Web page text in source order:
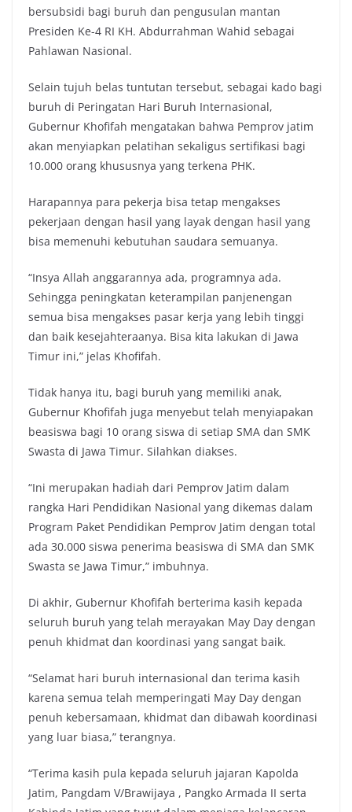
bersubsidi bagi buruh dan pengusulan mantan
Presiden Ke-4 RI KH. Abdurrahman Wahid sebagai
Pahlawan Nasional.
Selain tujuh belas tuntutan tersebut, sebagai kado bagi
buruh di Peringatan Hari Buruh Internasional,
Gubernur Khofifah mengatakan bahwa Pemprov jatim
akan menyiapkan pelatihan sekaligus sertifikasi bagi
10.000 orang khususnya yang terkena PHK.
Harapannya para pekerja bisa tetap mengakses
pekerjaan dengan hasil yang layak dengan hasil yang
bisa memenuhi kebutuhan saudara semuanya.
“Insya Allah anggarannya ada, programnya ada.
Sehingga peningkatan keterampilan panjenengan
semua bisa mengakses pasar kerja yang lebih tinggi
dan baik kesejahteraanya. Bisa kita lakukan di Jawa
Timur ini,” jelas Khofifah.
Tidak hanya itu, bagi buruh yang memiliki anak,
Gubernur Khofifah juga menyebut telah menyiapakan
beasiswa bagi 10 orang siswa di setiap SMA dan SMK
Swasta di Jawa Timur. Silahkan diakses.
“Ini merupakan hadiah dari Pemprov Jatim dalam
rangka Hari Pendidikan Nasional yang dikemas dalam
Program Paket Pendidikan Pemprov Jatim dengan total
ada 30.000 siswa penerima beasiswa di SMA dan SMK
Swasta se Jawa Timur,” imbuhnya.
Di akhir, Gubernur Khofifah berterima kasih kepada
seluruh buruh yang telah merayakan May Day dengan
penuh khidmat dan koordinasi yang sangat baik.
“Selamat hari buruh internasional dan terima kasih
karena semua telah memperingati May Day dengan
penuh kebersamaan, khidmat dan dibawah koordinasi
yang luar biasa,” terangnya.
“Terima kasih pula kepada seluruh jajaran Kapolda
Jatim, Pangdam V/Brawijaya , Pangko Armada II serta